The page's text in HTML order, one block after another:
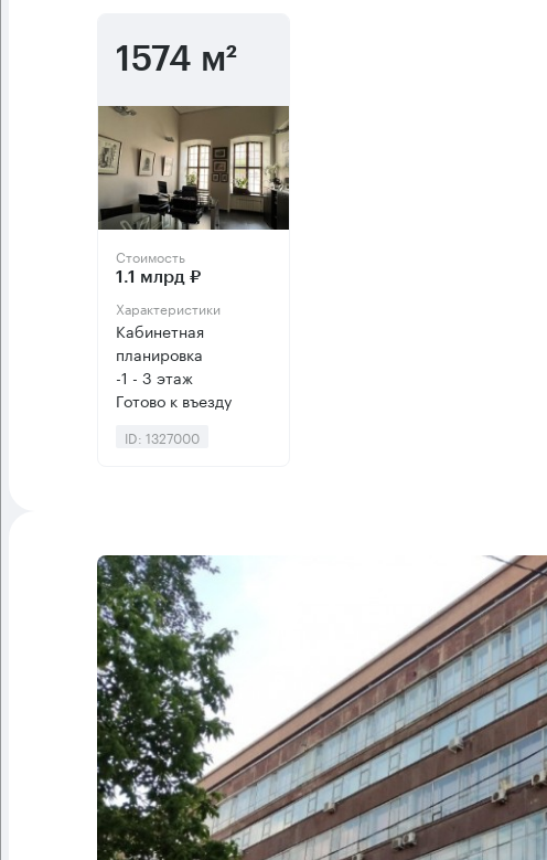
1574 м²
Стоимость
1.1 млрд ₽
Характеристики
Кабинетная
планировка
-1 - 3 этаж
Готово к въезду
ID: 1327000